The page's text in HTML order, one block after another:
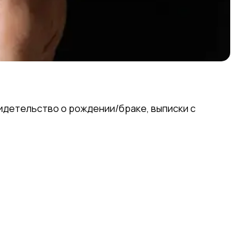
о рождении/браке, выписки с